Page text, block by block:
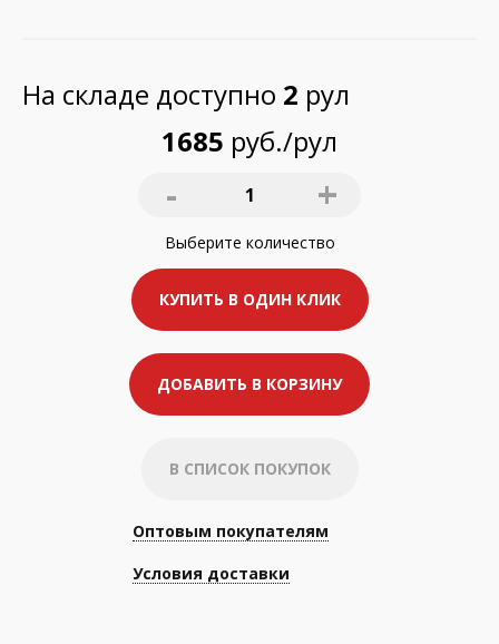
На складе доступно 2 рул
1685 руб./рул
- 1 +
Выберите количество
КУПИТЬ В ОДИН КЛИК
ДОБАВИТЬ В КОРЗИНУ
В СПИСОК ПОКУПОК
Оптовым покупателям
Условия доставки